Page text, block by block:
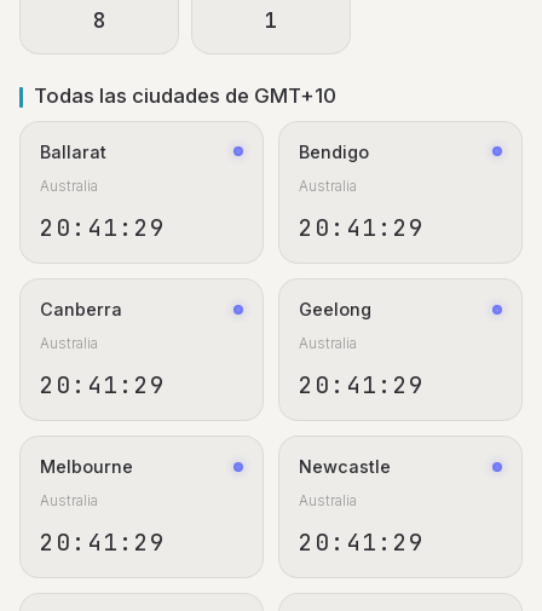
8 1
Todas las ciudades de GMT+10
Ballarat
Australia
20:41:30
Bendigo
Australia
20:41:30
Canberra
Australia
20:41:30
Geelong
Australia
20:41:30
Melbourne
Australia
20:41:30
Newcastle
Australia
20:41:30